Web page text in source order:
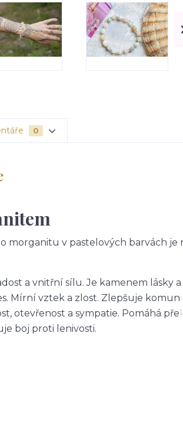
0
morganitu v pastelových barvách je
a vnitřní sílu. Je kamenem lásky
Mírní vztek a zlost. Zlepšuje
otevřenost a sympatie. Pomáhá
boj proti lenivosti.